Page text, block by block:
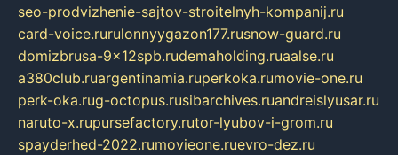
seo-prodvizhenie-sajtov-stroitelnyh-kompanij.ru
card-voice.rurulonnyygazon177.rusnow-guard.ru
domizbrusa-9x12spb.rudemaholding.ruaalse.ru
a380club.ruargentinamia.ruperkoka.rumovie-one.ru
perk-oka.rug-octopus.rusibarchives.ruandreislyusar.ru
naruto-x.rupursefactory.rutor-lyubov-i-grom.ru
spayderhed-2022.rumovieone.ruevro-dez.ru